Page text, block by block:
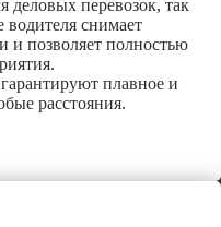
деловых перевозок, так
снимает
и позволяет полностью
плавное и
расстояния.